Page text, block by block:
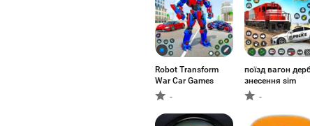
Robot Transform
War Car Games
-
поїзд вагон
знесення sim
-